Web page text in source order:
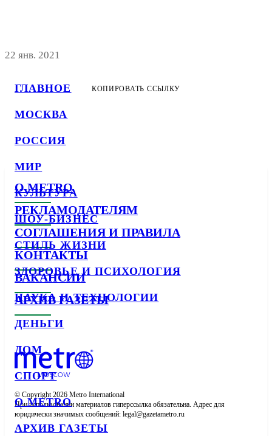
ГЛАВНОЕ
МОСКВА
РОССИЯ
МИР
КУЛЬТУРА
ШОУ-БИЗНЕС
СТИЛЬ ЖИЗНИ
ЗДОРОВЬЕ И ПСИХОЛОГИЯ
НАУКА И ТЕХНОЛОГИИ
ДЕНЬГИ
ДОМ
СПОРТ
О METRO
АРХИВ ГАЗЕТЫ
22 янв. 2021
КОПИРОВАТЬ ССЫЛКУ
О METRO
РЕКЛАМОДАТЕЛЯМ
СОГЛАШЕНИЯ И ПРАВИЛА
КОНТАКТЫ
ВАКАНСИИ
АРХИВ ГАЗЕТЫ
© Copyright 2026 Metro International
При использовании материалов гиперссылка обязательна. Адрес для
юридически значимых сообщений: